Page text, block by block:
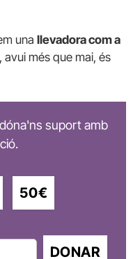
una llevadora com a
avui més que mai, és
suport amb
50€
DONAR